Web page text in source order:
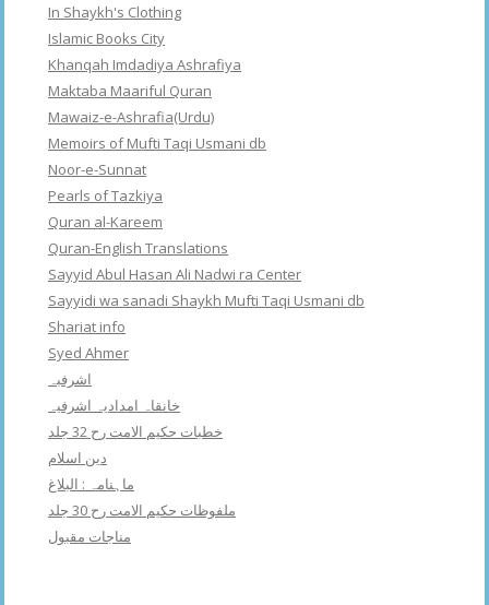
In Shaykh's Clothing
Islamic Books City
Khanqah Imdadiya Ashrafiya
Maktaba Maariful Quran
Mawaiz-e-Ashrafia(Urdu)
Memoirs of Mufti Taqi Usmani db
Noor-e-Sunnat
Pearls of Tazkiya
Quran al-Kareem
Quran-English Translations
Sayyid Abul Hasan Ali Nadwi ra Center
Sayyidi wa sanadi Shaykh Mufti Taqi Usmani db
Shariat info
Syed Ahmer
اشرفبہ
خانقاہ امدادیہ اشرفیہ
خطبات حکیم الامت رح 32 جلد
دین اسلام
ماہنامہ : البلاغ
ملفوظات حکیم الامت رح 30 جلد
مناجات مقبول